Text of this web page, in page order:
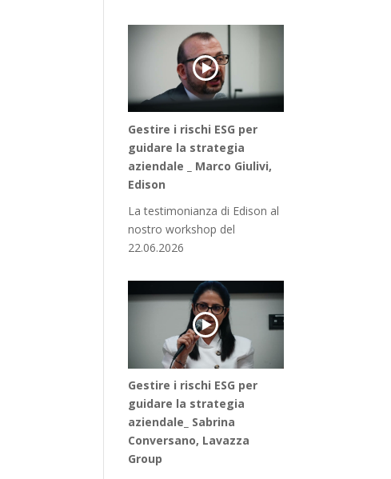
Gestire i rischi ESG per
guidare la strategia
aziendale _ Marco Giulivi,
Edison
La testimonianza di Edison al
nostro workshop del
22.06.2026
Gestire i rischi ESG per
guidare la strategia
aziendale_ Sabrina
Conversano, Lavazza
Group